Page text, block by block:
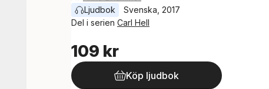
Ljudbok
Svenska 2017
Del i serien Carl Hell
109 kr
Köp ljudbok